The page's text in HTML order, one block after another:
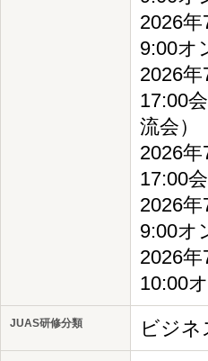
2026
9:00オ
2026
17:00
流会）
2026
17:00
2026
9:00オ
2026
10:00
JUAS研修分類 ビジ